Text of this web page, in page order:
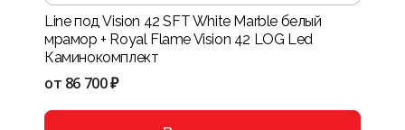
Line под Vision 42 SFT White Marble белый
мрамор + Royal Flame Vision 42 LOG Led
Каминокомплект
от 86 700 ₽